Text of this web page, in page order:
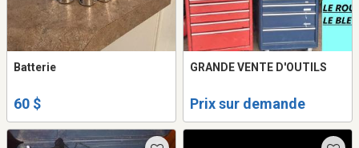
Batterie
60 $
GRANDE VENTE D'OUTILS
Prix sur demande